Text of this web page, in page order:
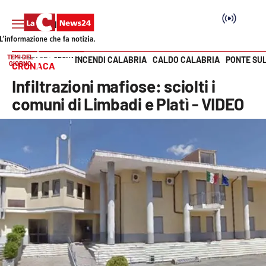
Politica
Attualità
Economia e lavoro
Italia Mondo
Vai
TEMI DEL
GIORNO
INCENDI CALABRIA CALDO CALABRIA PONTE
HOME PAGE CRONACA
CRONACA
Infiltrazioni mafiose: sciolti i
comuni di Limbadi e Platì - VIDEO